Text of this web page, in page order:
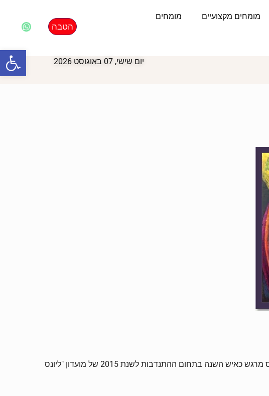
מומחים מקצועיים מומחים
הטבה
יום שישי, 07 באוגוסט 2026
בן-עמי עמיאל, אמן, יו"ר איגוד הציירים והפסלים גבעתיים רמת-גן, יקיר העיר גבעתיים לשנת 2014 נבחר לאחרונה בטקס מרגש כאיש השנה בתחום ההתנדבות לשנת 2015 של מועדון "ליונס
פתח